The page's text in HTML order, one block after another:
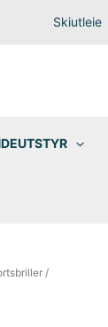
Skiutleie
/